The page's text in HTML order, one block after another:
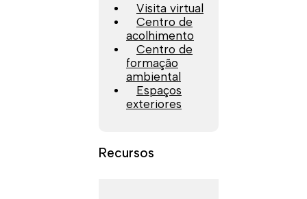
Visita virtual
Centro de
acolhimento
Centro de
formação
ambiental
Espaços
exteriores
Recursos